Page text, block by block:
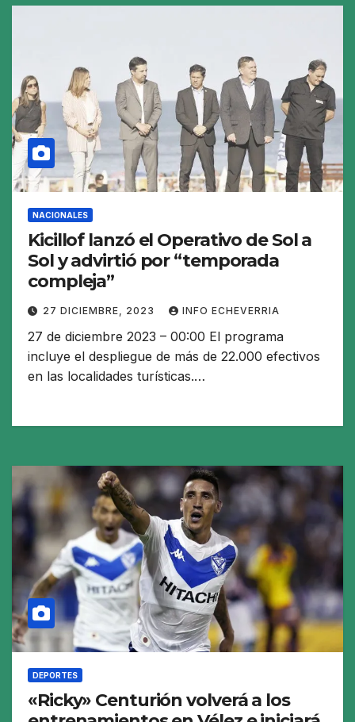
NACIONALES
Kicillof lanzó el Operativo de Sol a
Sol y advirtió por “temporada
compleja”
27 DICIEMBRE, 2023 INFO ECHEVERRIA
27 de diciembre 2023 – 00:00 El programa
incluye el despliegue de más de 22.000 efectivos
en las localidades turísticas.…
DEPORTES
«Ricky» Centurión volverá a los